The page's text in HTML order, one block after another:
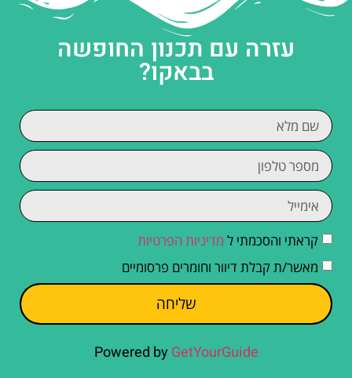
עזרה עם תכנון החופשה
בבאקו?
קראתי והסכמתי ל מדיניות הפרטיות
מאשר/ת קבלת דיוור וחומרים פרסומיים
שליחה
Powered by GetYourGuide